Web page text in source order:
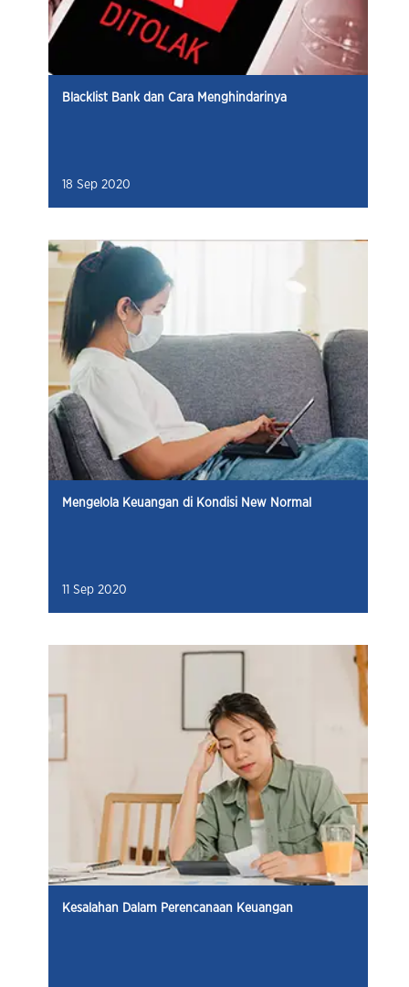
Blacklist Bank dan Cara Menghindarinya
18 Sep 2020
Mengelola Keuangan di Kondisi New Normal
11 Sep 2020
Kesalahan Dalam Perencanaan Keuangan